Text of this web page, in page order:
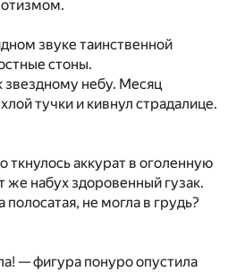
звуке таинственной
стоны.
звездному небу. Месяц
тучки и кивнул страдалице.
аккурат в оголенную
же набух здоровенный гузак.
не могла в грудь?
— фигура понуро опустила